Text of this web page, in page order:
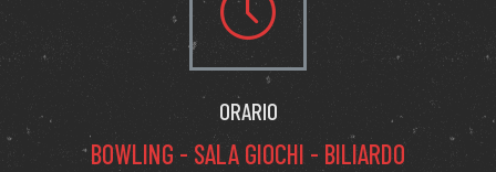
ORARIO
BOWLING - SALA GIOCHI - BILIARDO